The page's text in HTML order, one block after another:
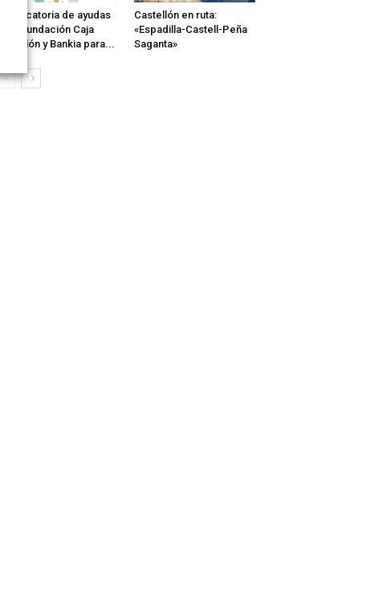
Convocatoria de ayudas
de la Fundación Caja
Castellón y Bankia para...
Castellón en ruta:
«Espadilla-Castell-Peña
Saganta»